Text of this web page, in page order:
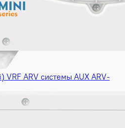
ARV системы AUX ARV-